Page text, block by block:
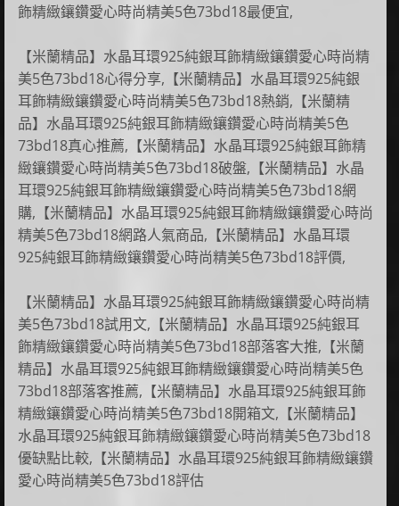
飾精緻鑲鑽愛心時尚精美5色73bd18最便宜,
【米蘭精品】水晶耳環925純銀耳飾精緻鑲鑽愛心時尚精
美5色73bd18心得分享,【米蘭精品】水晶耳環925純銀
耳飾精緻鑲鑽愛心時尚精美5色73bd18熱銷,【米蘭精
品】水晶耳環925純銀耳飾精緻鑲鑽愛心時尚精美5色
73bd18真心推薦,【米蘭精品】水晶耳環925純銀耳飾精
緻鑲鑽愛心時尚精美5色73bd18破盤,【米蘭精品】水晶
耳環925純銀耳飾精緻鑲鑽愛心時尚精美5色73bd18網
購,【米蘭精品】水晶耳環925純銀耳飾精緻鑲鑽愛心時尚
精美5色73bd18網路人氣商品,【米蘭精品】水晶耳環
925純銀耳飾精緻鑲鑽愛心時尚精美5色73bd18評價,
【米蘭精品】水晶耳環925純銀耳飾精緻鑲鑽愛心時尚精
美5色73bd18試用文,【米蘭精品】水晶耳環925純銀耳
飾精緻鑲鑽愛心時尚精美5色73bd18部落客大推,【米蘭
精品】水晶耳環925純銀耳飾精緻鑲鑽愛心時尚精美5色
73bd18部落客推薦,【米蘭精品】水晶耳環925純銀耳飾
精緻鑲鑽愛心時尚精美5色73bd18開箱文,【米蘭精品】
水晶耳環925純銀耳飾精緻鑲鑽愛心時尚精美5色73bd18
優缺點比較,【米蘭精品】水晶耳環925純銀耳飾精緻鑲鑽
愛心時尚精美5色73bd18評估